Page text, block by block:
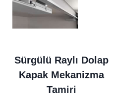
Sürgülü Raylı Dolap
Kapak Mekanizma
Tamiri